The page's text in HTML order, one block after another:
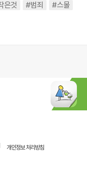
은것 #범죄
#스몰
개인정보 처리방침